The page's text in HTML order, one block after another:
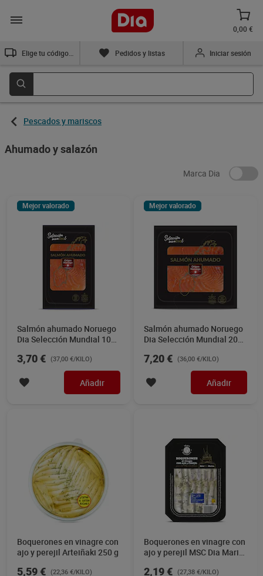
0,00 €
Pedidos y listas Iniciar sesión
Pescados y mariscos
Ahumado y salazón
Marca Dia
Mejor valorado
Salmón ahumado Noruego
Dia Selección Mundial 100
3,70 € (37,00 €/KILO)
Añadir
Mejor valorado
Salmón ahumado Noruego
Dia Selección Mundial 200
7,20 € (36,00 €/KILO)
Añadir
Boquerones en vinagre con
ajo y perejil Arteiñaki 250 g
5,59 € (22,36 €/KILO)
Boquerones en vinagre con
ajo y perejil MSC Dia Mari
2,19 € (27,38 €/KILO)